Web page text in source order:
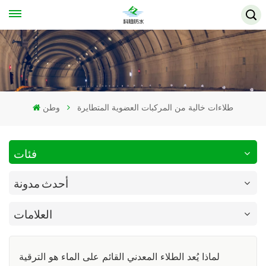
وطن طلاءات خالية من المركبات العضوية المتطايرة
فئات
أحدث مدونة
العلامات
لماذا يُعد الطلاء المعدني القائم على الماء هو الترقية